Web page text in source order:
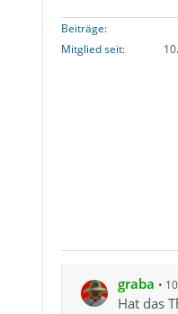
Beiträge
Mitglied seit
graba
Hat das